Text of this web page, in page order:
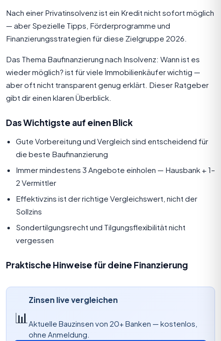
Nach einer Privatinsolvenz ist ein Kredit nicht sofort möglich
— aber Spezielle Tipps, Förderprogramme und
Finanzierungsstrategien für diese Zielgruppe 2026.
Das Thema Baufinanzierung nach Insolvenz: Wann ist es
wieder möglich? ist für viele Immobilienkäufer wichtig —
aber oft nicht transparent genug erklärt. Dieser Ratgeber
gibt dir einen klaren Überblick.
Das Wichtigste auf einen Blick
Gute Vorbereitung und Vergleich sind entscheidend für
die beste Baufinanzierung
Immer mindestens 3 Angebote einholen — Hausbank + 1–
2 Vermittler
Effektivzins ist der richtige Vergleichswert, nicht der
Sollzins
Sondertilgungsrecht und Tilgungsflexibilität nicht
vergessen
Praktische Hinweise für deine Finanzierung
📊
Zinsen live vergleichen
Aktuelle Bauzinsen von 20+ Banken — kostenlos,
ohne Anmeldung.